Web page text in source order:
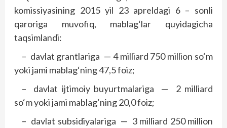
komissiyasining 2015 yil 23 apreldagi 6 – sonli
qaroriga muvofiq, mablag‘lar quyidagicha
taqsimlandi:
– davlat grantlariga — 4 milliard 750 million so‘m
yoki jami mablag‘ning 47,5 foiz;
–
davlat ijtimoiy buyurtmalariga —
2 milliard
so‘m yoki jami mablag‘ning 20,0 foiz;
– davlat subsidiyalariga — 3 milliard 250 million